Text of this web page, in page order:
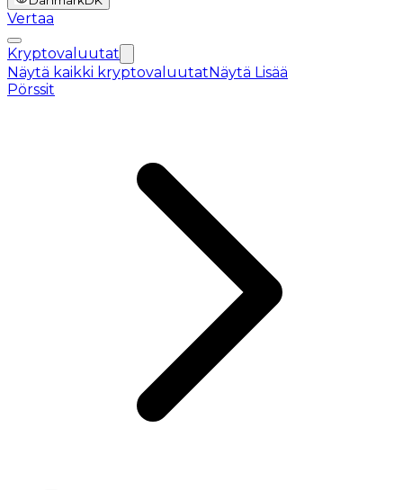
Vertaa
Kryptovaluutat
Näytä kaikki kryptovaluutatNäytä Lisää
Pörssit